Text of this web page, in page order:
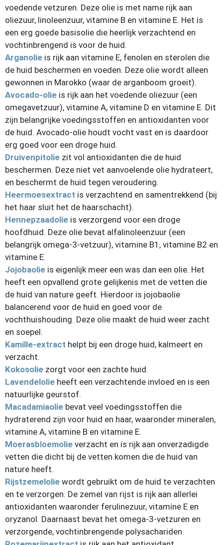
voedende vetzuren. Deze olie is met name rijk aan
oliezuur, linoleenzuur, vitamine B en vitamine E. Het is
een erg goede basisolie die heerlijk verzachtend en
vochtinbrengend is voor de huid.
Arganolie is rijk aan vitamine E, fenolen en sterolen die
de huid beschermen en voeden. Deze olie wordt alleen
gewonnen in Marokko (waar de arganboom groeit).
Avocado-olie is rijk aan het voedende oliezuur (een
omegavetzuur), vitamine A, vitamine D en vitamine E. Dit
zijn belangrijke voedingsstoffen en antioxidanten voor
de huid. Avocado-olie houdt vocht vast en is daardoor
erg goed voor een droge huid.
Druivenpitolie zit vol antioxidanten die de huid
beschermen. Deze niet vet aanvoelende olie hydrateert,
en beschermt de huid tegen veroudering.
Heermoesextract is verzachtend en samentrekkend (bij
het haar sluit het de haarschacht).
Hennepzaadolie is verzorgend voor een droge
hoofdhuid. Deze olie bevat alfalinoleenzuur (een
belangrijk omega-3-vetzuur), vitamine B1, vitamine B2 en
vitamine E.
Jojobaolie is eigenlijk meer een was dan een olie. Het
heeft een opvallend grote gelijkenis met de vetten die
de huid van nature geeft. Hierdoor is jojobaolie
balancerend voor de huid en goed voor de
vochthuishouding. Deze olie maakt de huid weer zacht
en soepel.
Kamille-extract helpt bij een droge huid, kalmeert en
verzacht.
Kokosolie zorgt voor een zachte huid.
Lavendelolie heeft een verzachtende invloed en is een
natuurlijke geurstof.
Macadamiaolie bevat veel voedingsstoffen die
hydraterend zijn voor huid en haar, waaronder mineralen,
vitamine A, vitamine B en vitamine E.
Moerasbloemolie verzacht en is rijk aan onverzadigde
vetten die dicht bij de vetten komen die de huid van
nature heeft.
Rijstzemelolie wordt gebruikt om de huid te verzachten
en te verzorgen. De zemel van rijst is rijk aan allerlei
antioxidanten waaronder ferulinezuur, vitamine E en
oryzanol. Daarnaast bevat het omega-3-vetzuren en
verzorgende, vochtinbrengende polysachariden.